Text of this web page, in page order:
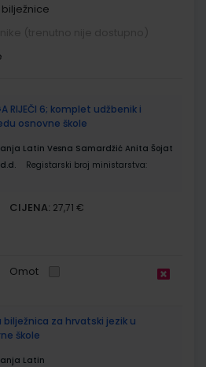
RIJEČI 6; komplet udžbenik i
osnovne škole
Latin Vesna Samardžić Anita Šojat
d.d.
Registarski broj ministarstva:
CIJENA: 27,71 €
Omot
bilježnica za hrvatski jezik u
škole
Latin